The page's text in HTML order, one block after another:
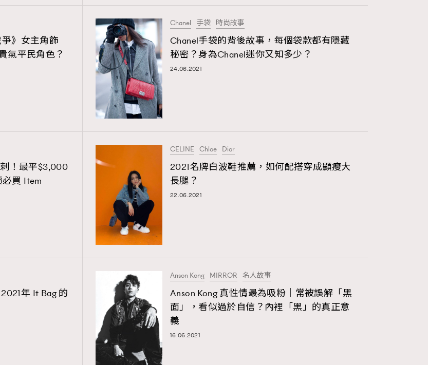
FigaroInsight
FigaroIssue
FigaroJewellery 87
FigaroMasterclass
FigaroMusic 90
FigaroWatch
Grooming&Fitness 38
》女主角飾
氣平民角色？
Chanel 手袋 時尚故事
Chanel手袋的背後故事，每個袋款都有隱藏
秘密？身為Chanel迷你又知多少？
24.06.2021
！最平$3,000
買 Item
CELINE Chloe Dior
2021名牌白波鞋推薦，如何配搭穿成顯瘦大
長腿？
22.06.2021
年 It Bag 的
Anson Kong MIRROR 名人故事
Anson Kong 真性情最為吸粉｜常被誤解「黑
面」，看似過於自信？內裡「黑」的真正意
義
16.06.2021